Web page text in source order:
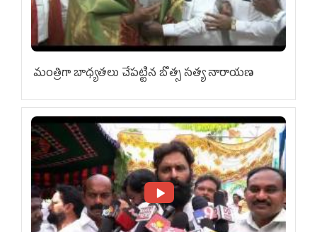
మంత్రిగా బాధ్యతలు చేపట్టిన బొత్స సత్య నారాయణ